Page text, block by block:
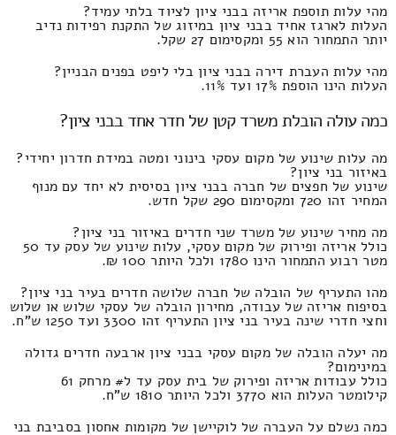
מהי עלות תוספת אריזה בבני ציון לציוד בלתי עמיד?
העלות לארגז אחיד בבני ציון במיזוג של התקנת רפידות נדיב
יותר התמחור הוא 55 ומקסימום 27 שקל.
מהי עלות העברת דירה בבני ציון בלי ליפט בפנים הבניין?
העלות הינו הוספת 17% ועד 11%.
כמה עולה הובלת משרד קטן של חדר אחד בבני ציון?
מה עלות שינוע של מקום עסקי בינוני ומטה במידת חדרון יחידי?
באיזור בני ציון?
שינוע של חפצים של חברה בבני ציון בסיסית לא יחד עם מנוף
המחיר זהו 720 ומקסימום 290 שקל חדש.
מה מחיר שינוע של משרד שני חדרים באיזור בני ציון?
כולל אריזה ופירוק של מקום עסקי, עלות שינוע של עסק עד 50
מטר רבוע התמחור הינו 1780 ולכל היותר 100 ₪.
מהו התעריף של הובלה של חברה שלושה חדרים בעיר בני ציון?
בסיפוח אריזה של עבודה, מחירון הובלה של עסקי שלוש או שלוש
וחצי חדרי שינה בעיר בני ציון התעריף זהו 3300 ועד 1250 ש"ח.
מה יעלה הובלה של מקום עסקי בבני ציון ארבעה חדרים גדולה
במינימום?
כולל עבודות אריזה ופירוק של בית עסק עד ל# מרחק 61
קילומטר העלות הוא 3770 ולכל היותר 1810 ש"ח.
כמה נשלם על העברה של לוקיישן של מקומות אחסון בסביבת בני